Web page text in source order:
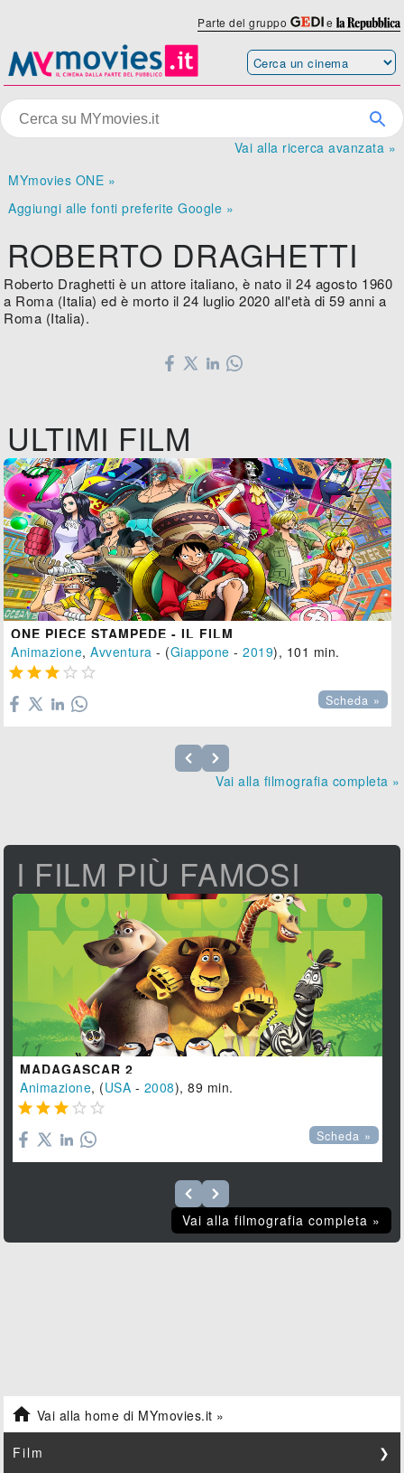
Parte del gruppo e
Vai alla ricerca avanzata »
MYmovies ONE »
Aggiungi alle fonti preferite Google »
ROBERTO DRAGHETTI
Roberto Draghetti è un attore italiano, è nato il 24 agosto 1960
a Roma (Italia) ed è morto il 24 luglio 2020 all'età di 59 anni a
Roma (Italia).
ULTIMI FILM
ONE PIECE STAMPEDE - IL FILM
Animazione,Avventura - (Giappone -2019), 101 min.
    
Scheda »
Vai alla filmografia completa »
I FILM PIÙ FAMOSI
MADAGASCAR 2
Animazione, (USA - 2008), 89 min.
    
Scheda »
Vai alla filmografia completa »
 Vai alla home di MYmovies.it »
Film ❯